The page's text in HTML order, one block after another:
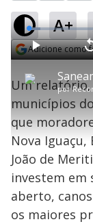
A+
Adicione como
por
P
t
r
0
e
g
o
s
M
u
L
o
a
d
e
5
.
4
5
%
Um relatório,
municípios
que
Nova Iguaçu,
João de
investem em
aberto,
os maiores